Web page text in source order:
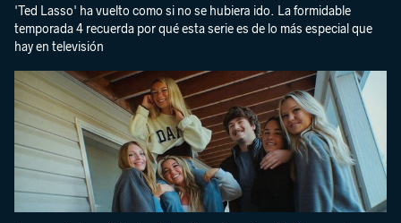
'Ted Lasso' ha vuelto como si no se hubiera ido. La formidable
temporada 4 recuerda por qué esta serie es de lo más especial que
hay en televisión